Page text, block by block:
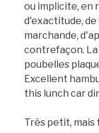
ou implicite, en
d'exactitude,
marchande,
contrefaçon. La
poubelles
Excellent
this lunch car
Très petit, mais